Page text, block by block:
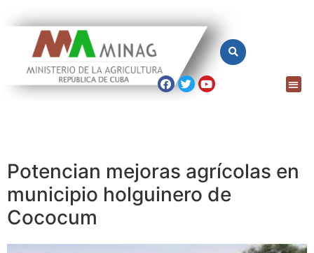
Potencian mejoras agrícolas en
municipio holguinero de
Cococum